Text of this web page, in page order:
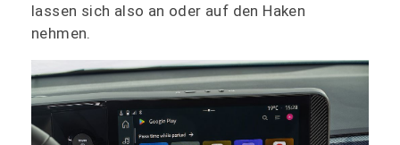
lassen sich also an oder auf den Haken
nehmen.